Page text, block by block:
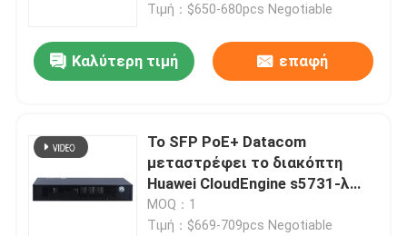
Τιμή：$650-680pcs Negotiable
Καλύτερη τιμή επαφή
Το SFP PoE+ Datacom
μεταστρέφει το διακόπτη
Huawei CloudEngine s5731-λ
Gigabit Ethernet 8 λιμένων
MOQ：1
Τιμή：$669-709pcs Negotiable